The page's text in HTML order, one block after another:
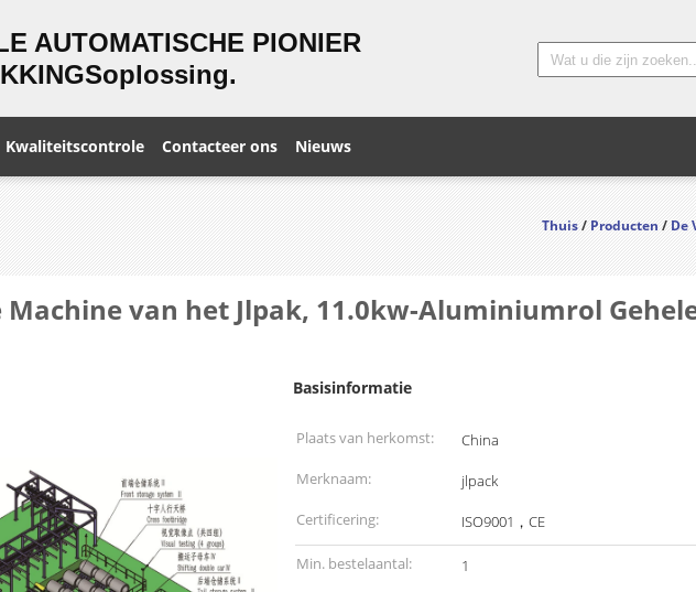
AUTOMATISCHE PIONIER
Kwaliteitscontrole Contacteer ons Nieuws
Thuis/Producten/De
van het Jlpak, 11.0kw-Aluminiumrol
Basisinformatie
Plaats van herkomst:
China
Merknaam:
jlpack
Certificering:
ISO9001，CE
Min. bestelaantal:
1